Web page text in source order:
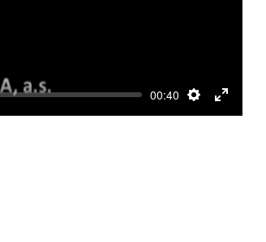
00:40
Nastavení
Režim